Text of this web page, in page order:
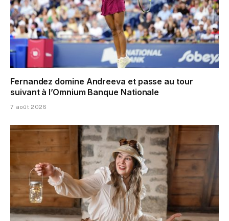
Fernandez domine Andreeva et passe au tour
suivant à l’Omnium Banque Nationale
7 août 2026